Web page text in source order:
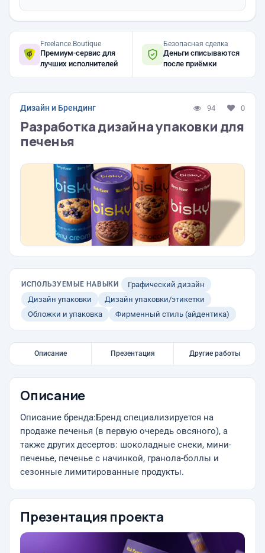
Freelance.Boutique
Премиум-сервис для
лучших исполнителей
Безопасная сделка
Деньги списываются
после приёмки
Дизайн и Брендинг 94 0
Разработка дизайна упаковки для
печенья
ИСПОЛЬЗУЕМЫЕ НАВЫКИ
Графический дизайн
Дизайн упаковки
Дизайн упаковки/этикетки
Обложки и упаковка
Фирменный стиль (айдентика)
Описание Презентация Другие работы
Описание
Описание бренда:Бренд специализируется на
продаже печенья (в первую очередь овсяного), а
также других десертов: шоколадные снеки, мини-
печенье, печенье с начинкой, гранола-боллы и
сезонные лимитированные продукты.
Презентация проекта